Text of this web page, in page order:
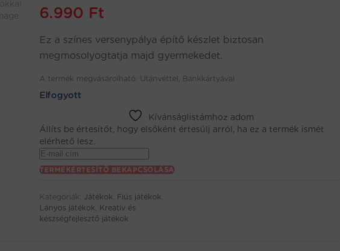
6.990 Ft
Ez a színes versenypálya építő készlet biztosan
megmosolyogtatja majd gyermekedet.
A termék megvásárolható: Utánvéttel, Bankkártyával
Elfogyott
Kívánságlistámhoz adom
Állíts be értesítőt, hogy elsőként értesülj arról, ha ez a termék ismét
elérhető lesz.
Enter
your
email
to
join
TERMÉKÉRTESÍTŐ BEKAPCSOLÁSA
Kategóriák: Játékok, Fiús játékok,
Lányos játékok, Kreatív és
készségfejlesztő játékok